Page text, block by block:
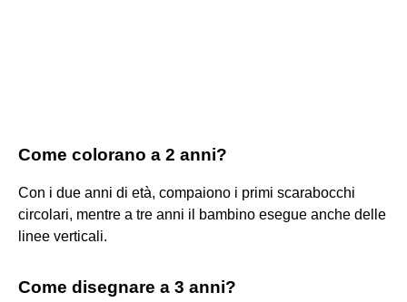
Come colorano a 2 anni?
Con i due anni di età, compaiono i primi scarabocchi
circolari, mentre a tre anni il bambino esegue anche delle
linee verticali.
Come disegnare a 3 anni?